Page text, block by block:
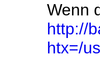
Wenn
http://
htx=/